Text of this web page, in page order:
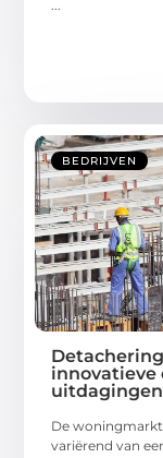
BEDRIJVEN
innovatieve
uitdagingen
De
variërend van